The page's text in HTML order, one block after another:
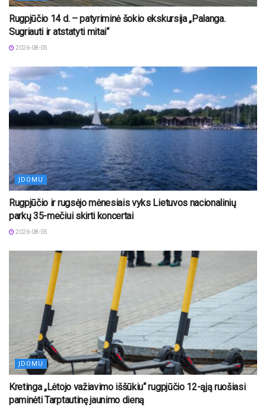
Rugpjūčio 14 d. – patyriminė šokio ekskursija „Palanga.
Sugriauti ir atstatyti mitai“
2026-08-05
ĮDOMU
Rugpjūčio ir rugsėjo mėnesiais vyks Lietuvos nacionalinių
parkų 35-mečiui skirti koncertai
2026-08-05
ĮDOMU
Kretinga „Lėtojo važiavimo iššūkiu“ rugpjūčio 12-ąją ruošiasi
paminėti Tarptautinę jaunimo dieną